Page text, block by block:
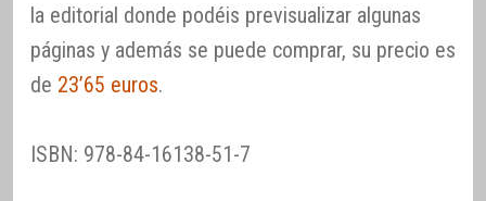
la editorial donde podéis previsualizar algunas
páginas y además se puede comprar, su precio es
de 23’65 euros.
ISBN: 978-84-16138-51-7